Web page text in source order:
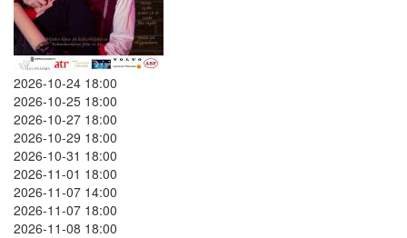
2026-10-24 18:00
2026-10-25 18:00
2026-10-27 18:00
2026-10-29 18:00
2026-10-31 18:00
2026-11-01 18:00
2026-11-07 14:00
2026-11-07 18:00
2026-11-08 18:00